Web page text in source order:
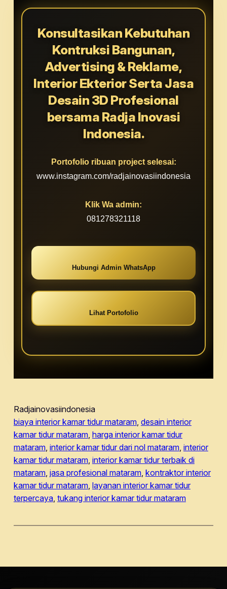
Konsultasikan Kebutuhan
Kontruksi Bangunan,
Advertising & Reklame,
Interior Ekterior Serta Jasa
Desain 3D Profesional
bersama Radja Inovasi
Indonesia.
Portofolio ribuan project selesai:
www.instagram.com/radjainovasiindonesia
Klik Wa admin:
081278321118
Hubungi Admin WhatsApp
Lihat Portofolio
Radjainovasiindonesia
biaya interior kamar tidur mataram, desain interior
kamar tidur mataram, harga interior kamar tidur
mataram, interior kamar tidur dari nol mataram, interior
kamar tidur mataram, interior kamar tidur terbaik di
mataram, jasa profesional mataram, kontraktor interior
kamar tidur mataram, layanan interior kamar tidur
terpercaya, tukang interior kamar tidur mataram